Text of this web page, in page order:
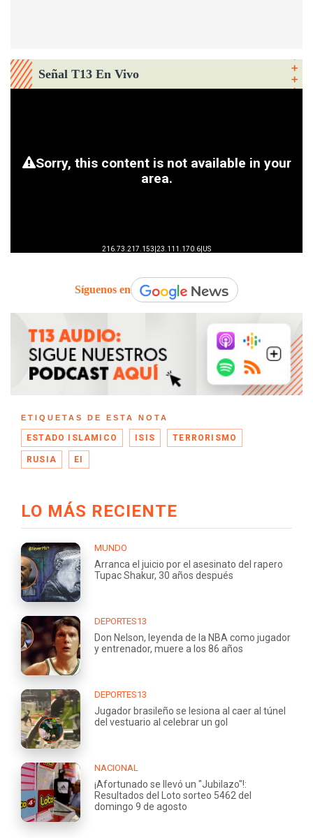
Señal T13 En Vivo
Síguenos en
ETIQUETAS DE ESTA NOTA
ESTADO ISLAMICO ISIS TERRORISMO
RUSIA EI
LO MÁS RECIENTE
MUNDO
Arranca el juicio por el asesinato del rapero
Tupac Shakur, 30 años después
DEPORTES13
Don Nelson, leyenda de la NBA como jugador
y entrenador, muere a los 86 años
DEPORTES13
Jugador brasileño se lesiona al caer al túnel
del vestuario al celebrar un gol
NACIONAL
¡Afortunado se llevó un "Jubilazo"!:
Resultados del Loto sorteo 5462 del
domingo 9 de agosto